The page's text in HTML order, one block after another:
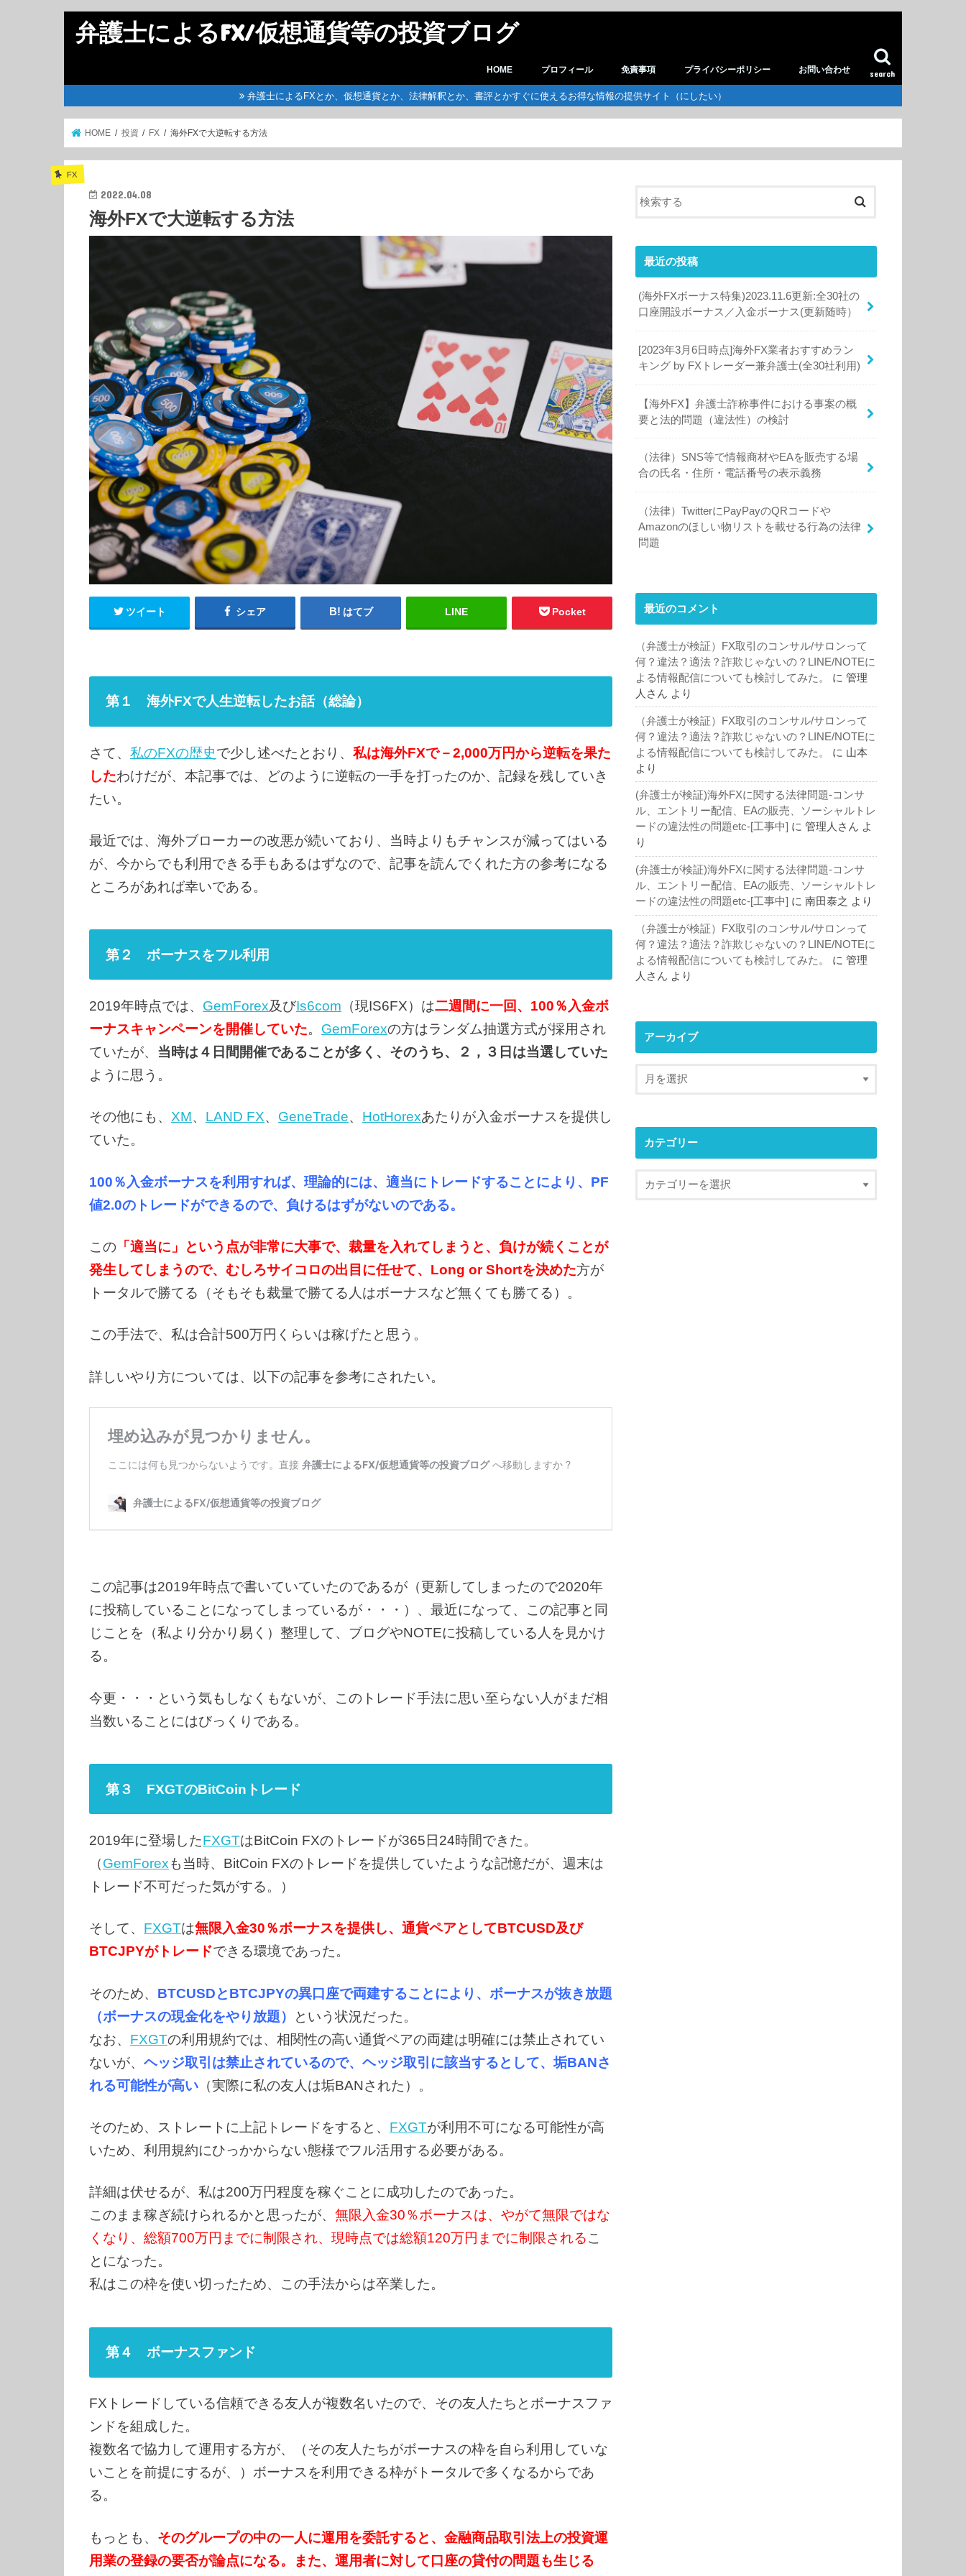
弁護士によるFX/仮想通貨等の投資ブログ
search
HOME プロフィール 免責事項 プライバシーポリシー お問い合わせ
弁護士によるFXとか、仮想通貨とか、法律解釈とか、書評とかすぐに使えるお得な情報の提供サイト（にしたい）
HOME 投資 FX 海外FXで大逆転する方法
FX
2022.04.08
海外FXで大逆転する方法
ツイート シェア はてブ LINE Pocket
第１ 海外FXで人生逆転したお話（総論）
さて、 私のFXの歴史で少し述べたとおり、 私は海外FXで－2,000万円から逆転を果た
したわけだが、本記事では、どのように逆転の一手を打ったのか、記録を残していき
たい。
最近では、海外ブローカーの改悪が続いており、当時よりもチャンスが減ってはいる
が、今からでも利用できる手もあるはずなので、記事を読んでくれた方の参考になる
ところがあれば幸いである。
第２ ボーナスをフル利用
2019年時点では、 GemForex及びIs6com （現IS6FX）は二週間に一回、100％入金ボ
ーナスキャンペーンを開催していた。 GemForexの方はランダム抽選方式が採用され
ていたが、 当時は４日間開催であることが多く、そのうち、２，３日は当選していた
ように思う。
その他にも、 XM、 LAND FX、 GeneTrade、 HotHorexあたりが入金ボーナスを提供し
ていた。
100％入金ボーナスを利用すれば、理論的には、適当にトレードすることにより、PF
値2.0のトレードができるので、負けるはずがないのである。
この 「適当に」という点が非常に大事で、裁量を入れてしまうと、負けが続くことが
発生してしまうので、むしろサイコロの出目に任せて、Long or Shortを決めた方が
トータルで勝てる（そもそも裁量で勝てる人はボーナスなど無くても勝てる）。
この手法で、私は合計500万円くらいは稼げたと思う。
詳しいやり方については、以下の記事を参考にされたい。
この記事は2019年時点で書いていていたのであるが（更新してしまったので2020年
に投稿していることになってしまっているが・・・）、最近になって、この記事と同
じことを（私より分かり易く）整理して、ブログやNOTEに投稿している人を見かけ
る。
今更・・・という気もしなくもないが、このトレード手法に思い至らない人がまだ相
当数いることにはびっくりである。
第３ FXGTのBitCoinトレード
2019年に登場したFXGTはBitCoin FXのトレードが365日24時間できた。
（GemForexも当時、BitCoin FXのトレードを提供していたような記憶だが、週末は
トレード不可だった気がする。）
そして、 FXGTは無限入金30％ボーナスを提供し、通貨ペアとしてBTCUSD及び
BTCJPYがトレードできる環境であった。
そのため、 BTCUSDとBTCJPYの異口座で両建することにより、ボーナスが抜き放題
（ボーナスの現金化をやり放題）
という状況だった。
なお、 FXGTの利用規約では、相関性の高い通貨ペアの両建は明確には禁止されてい
ないが、 ヘッジ取引は禁止されているので、ヘッジ取引に該当するとして、垢BANさ
れる可能性が高い （実際に私の友人は垢BANされた）。
そのため、ストレートに上記トレードをすると、 FXGTが利用不可になる可能性が高
いため、利用規約にひっかからない態様でフル活用する必要がある。
詳細は伏せるが、私は200万円程度を稼ぐことに成功したのであった。
このまま稼ぎ続けられるかと思ったが、 無限入金30％ボーナスは、やがて無限ではな
くなり、総額700万円までに制限され、現時点では総額120万円までに制限されるこ
とになった。
私はこの枠を使い切ったため、この手法からは卒業した。
第４ ボーナスファンド
FXトレードしている信頼できる友人が複数名いたので、その友人たちとボーナスファ
ンドを組成した。
複数名で協力して運用する方が、（その友人たちがボーナスの枠を自ら利用していな
いことを前提にするが、）ボーナスを利用できる枠がトータルで多くなるからであ
る。
もっとも、 そのグループの中の一人に運用を委託すると、金融商品取引法上の投資運
用業の登録の要否が論点になる。また、運用者に対して口座の貸付の問題も生じる
最近の投稿
(海外FXボーナス特集)2023.11.6更新:全30社の
口座開設ボーナス／入金ボーナス(更新随時）
[2023年3月6日時点]海外FX業者おすすめラン
キング by FXトレーダー兼弁護士(全30社利用)
【海外FX】弁護士詐称事件における事案の概
要と法的問題（違法性）の検討
（法律）SNS等で情報商材やEAを販売する場
合の氏名・住所・電話番号の表示義務
（法律）TwitterにPayPayのQRコードや
Amazonのほしい物リストを載せる行為の法律
問題
最近のコメント
（弁護士が検証）FX取引のコンサル/サロンって
何？違法？適法？詐欺じゃないの？LINE/NOTEに
よる情報配信についても検討してみた。
に 管理
人さん より
（弁護士が検証）FX取引のコンサル/サロンって
何？違法？適法？詐欺じゃないの？LINE/NOTEに
よる情報配信についても検討してみた。
に 山本
より
(弁護士が検証)海外FXに関する法律問題-コンサ
ル、エントリー配信、EAの販売、ソーシャルトレ
ードの違法性の問題etc-[工事中] に 管理人さん よ
り
(弁護士が検証)海外FXに関する法律問題-コンサ
ル、エントリー配信、EAの販売、ソーシャルトレ
ードの違法性の問題etc-[工事中] に 南田泰之 より
（弁護士が検証）FX取引のコンサル/サロンって
何？違法？適法？詐欺じゃないの？LINE/NOTEに
よる情報配信についても検討してみた。
に 管理
人さん より
アーカイブ
カテゴリー